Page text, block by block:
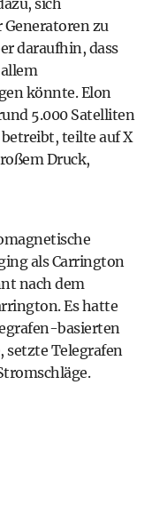
sich
zu
daraufhin, dass
könnte. Elon
5.000 Satelliten
teilte auf X
Druck,
als Carrington
nach dem
Es hatte
basierten
setzte Telegrafen